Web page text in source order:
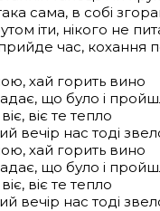
сама, в собі
іти, нікого не
час, кохання
хай горить вино
що було і
віє те тепло
вечір нас тоді
хай горить вино
що було і
віє те тепло
вечір нас тоді